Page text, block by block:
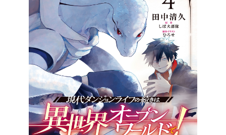
オーバーラップホールディングス
お問い合わせはこちら
オーバーラップノベルス
オーバーラップノベルスf